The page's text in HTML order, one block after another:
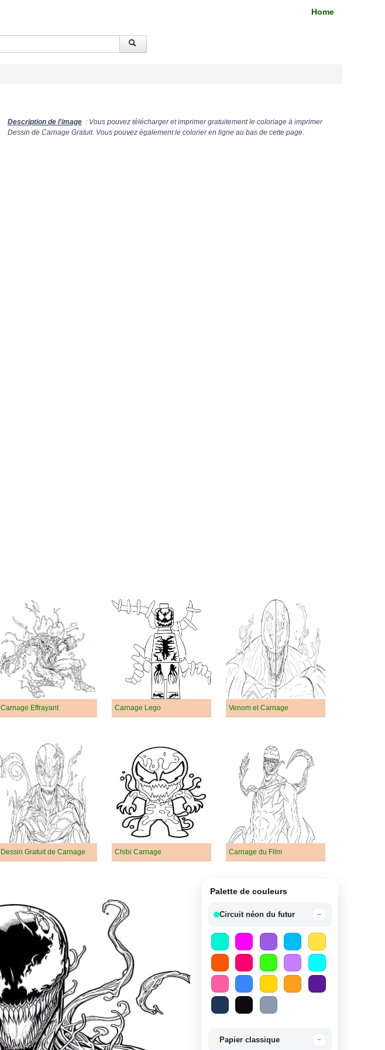
Home
Description de l'image : Vous pouvez télécharger et imprimer gratuitement le coloriage à imprimer
Dessin de Carnage Gratuit. Vous pouvez également le colorier en ligne au bas de cette page.
Carnage Effrayant Carnage Lego Venom et Carnage
Dessin Gratuit de Carnage Chibi Carnage Carnage du Film
Palette de couleurs
Circuit néon du futur −
Papier classique −